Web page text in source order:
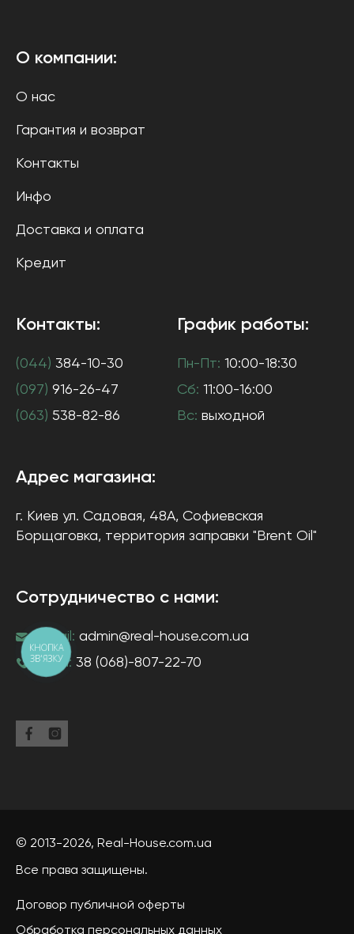
О компании:
О нас
Гарантия и возврат
Контакты
Инфо
Доставка и оплата
Кредит
Контакты:
(044) 384-10-30
(097) 916-26-47
(063) 538-82-86
График работы:
Пн-Пт: 10:00-18:30
Сб: 11:00-16:00
Вс: выходной
Адрес магазина:
г. Киев ул. Садовая, 48А, Софиевская
Борщаговка, территория заправки "Brent Oil"
Сотрудничество с нами:
e-mail: admin@real-house.com.ua
тел-н: 38 (068)-807-22-70
© 2013-2026, Real-House.com.ua
Все права защищены.
Договор публичной оферты
Обработка персональных данных
КНОПКА
ЗВ'ЯЗКУ